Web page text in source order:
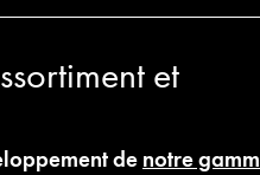
et
denotre